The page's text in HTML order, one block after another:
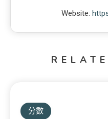
Website:
分數